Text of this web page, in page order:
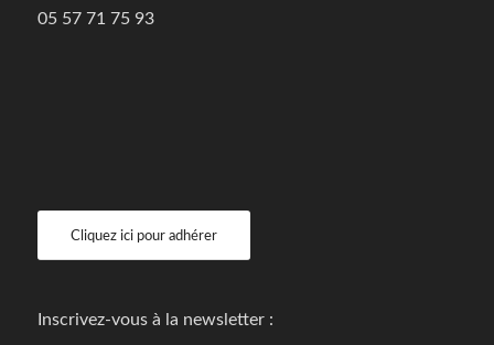
05 57 71 75 93
Cliquez ici pour adhérer
Inscrivez-vous à la newsletter :